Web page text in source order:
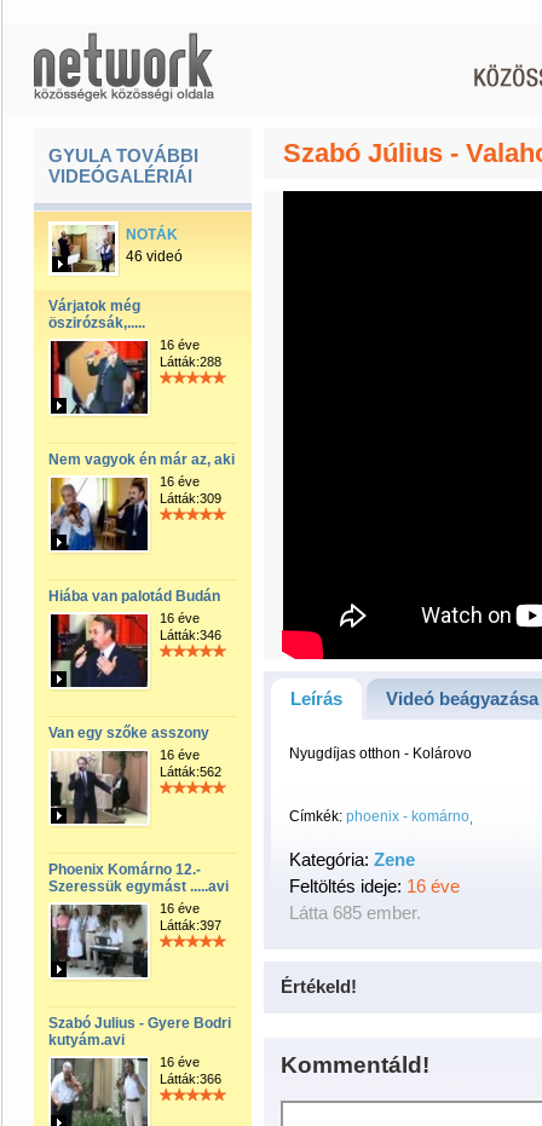
GYULA TOVÁBBI
VIDEÓGALÉRIÁI
NOTÁK
46 videó
Várjatok még
öszirózsák,.....
16 éve
Látták:288
Nem vagyok én már az, aki
16 éve
Látták:309
Hiába van palotád Budán
16 éve
Látták:346
Van egy szőke asszony
16 éve
Látták:562
Phoenix Komárno 12.-
Szeressük egymást .....avi
16 éve
Látták:397
Szabó Julius - Gyere Bodri
kutyám.avi
16 éve
Látták:366
Szabó Július -
Leírás Videó beágyazása
Nyugdíjas otthon - Kolárovo
Címkék: phoenix - komárno
Kategória: Zene
Feltöltés ideje: 16 éve
Látta 685 ember.
Értékeld!
Kommentáld!